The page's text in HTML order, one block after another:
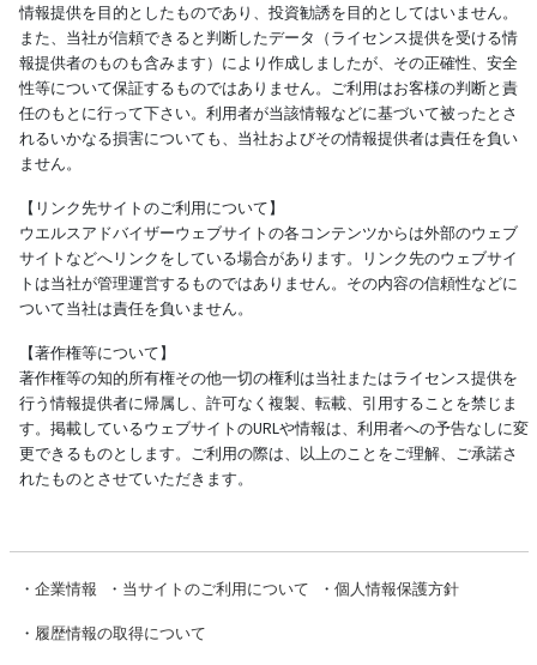
情報提供を目的としたものであり、投資勧誘を目的としてはいません。
また、当社が信頼できると判断したデータ（ライセンス提供を受ける情
報提供者のものも含みます）により作成しましたが、その正確性、安全
性等について保証するものではありません。ご利用はお客様の判断と責
任のもとに行って下さい。利用者が当該情報などに基づいて被ったとさ
れるいかなる損害についても、当社およびその情報提供者は責任を負い
ません。
【リンク先サイトのご利用について】
ウエルスアドバイザーウェブサイトの各コンテンツからは外部のウェブ
サイトなどへリンクをしている場合があります。リンク先のウェブサイ
トは当社が管理運営するものではありません。その内容の信頼性などに
ついて当社は責任を負いません。
【著作権等について】
著作権等の知的所有権その他一切の権利は当社またはライセンス提供を
行う情報提供者に帰属し、許可なく複製、転載、引用することを禁じま
す。掲載しているウェブサイトのURLや情報は、利用者への予告なしに変
更できるものとします。ご利用の際は、以上のことをご理解、ご承諾さ
れたものとさせていただきます。
・ 企業情報 ・ 当サイトのご利用について ・ 個人情報保護方針
・ 履歴情報の取得について